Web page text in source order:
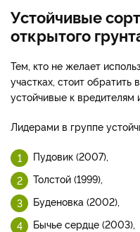
Устойчивые
открытого
Тем, кто не желает
участках, стоит
устойчивые к вредителям
Лидерами в группе
Пудовик (2007),
Толстой (1999),
Буденовка (2002),
Бычье сердце (2003),